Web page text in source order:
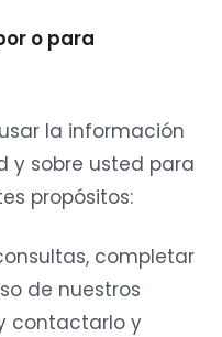
o para
la información
y sobre usted para
propósitos:
completar
de nuestros
contactarlo y